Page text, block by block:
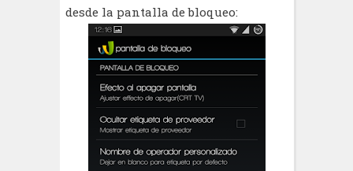
desde la pantalla de bloqueo: